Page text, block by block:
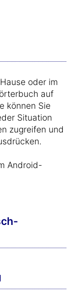
oder im
auf
können Sie
Situation
zugreifen und
Android-